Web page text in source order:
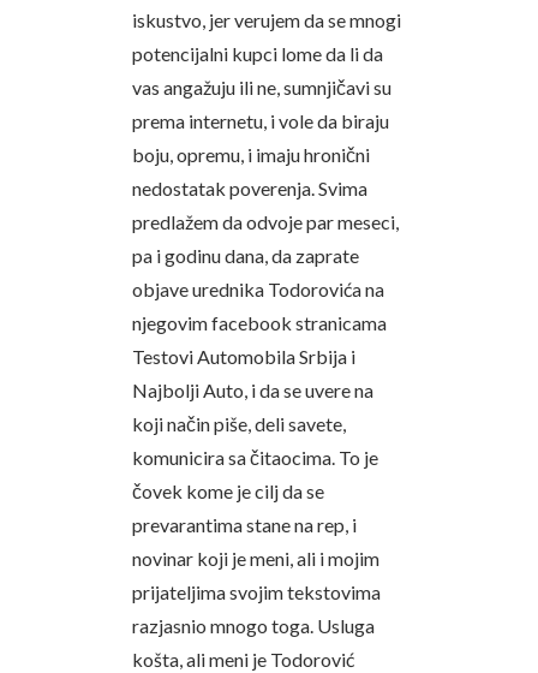
iskustvo, jer verujem da se mnogi
potencijalni kupci lome da li da
vas angažuju ili ne, sumnjičavi su
prema internetu, i vole da biraju
boju, opremu, i imaju hronični
nedostatak poverenja. Svima
predlažem da odvoje par meseci,
pa i godinu dana, da zaprate
objave urednika Todorovića na
njegovim facebook stranicama
Testovi Automobila Srbija i
Najbolji Auto, i da se uvere na
koji način piše, deli savete,
komunicira sa čitaocima. To je
čovek kome je cilj da se
prevarantima stane na rep, i
novinar koji je meni, ali i mojim
prijateljima svojim tekstovima
razjasnio mnogo toga. Usluga
košta, ali meni je Todorović